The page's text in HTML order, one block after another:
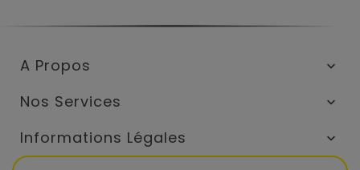
A Propos 
Nos Services 
Informations Légales 